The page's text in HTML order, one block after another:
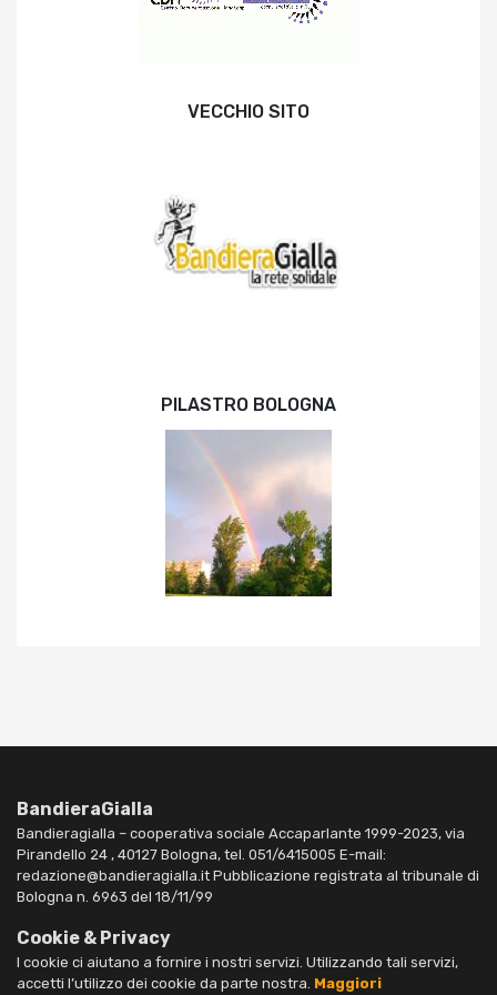
VECCHIO SITO
PILASTRO BOLOGNA
BandieraGialla
Bandieragialla – cooperativa sociale Accaparlante 1999-2023, via
Pirandello 24 , 40127 Bologna, tel. 051/6415005 E-mail:
redazione@bandieragialla.it Pubblicazione registrata al tribunale di
Bologna n. 6963 del 18/11/99
Cookie & Privacy
I cookie ci aiutano a fornire i nostri servizi. Utilizzando tali servizi,
accetti l’utilizzo dei cookie da parte nostra. Maggiori